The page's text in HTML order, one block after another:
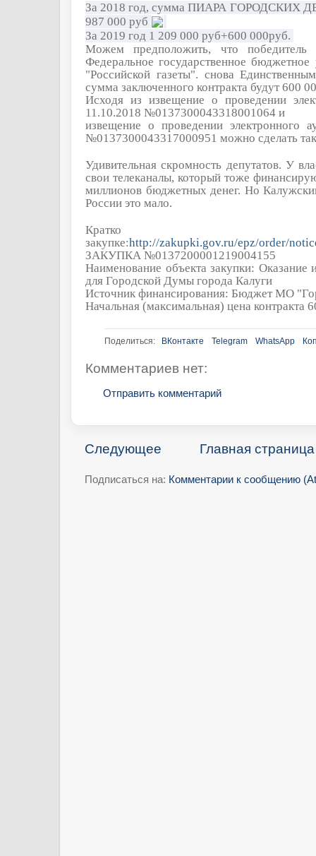
За 2018 год, сумма ПИАРА ГОРОДСКИХ
987 000 руб
За 2019 год 1 209 000 руб+600 000руб.
Можем предположить, что победитель
Федеральное государственное
"Российской газеты". снова
сумма заключенного контракта будут 600
Исходя из извещение о проведении
11.10.2018 №0137300043318001064 и
извещение о проведении электронного
№0137300043317000951 можно сделать
Удивительная скромность депутатов. У
свои телеканалы, который тоже
миллионов бюджетных денег. Но
России это мало.
закупке:http://zakupki.gov.ru/epz/order/
ЗАКУПКА №0137200001219004155
Наименование объекта закупки:
для Городской Думы города Калуги
Источник финансирования: Бюджет МО
Начальная (максимальная) цена контракта
Поделиться: ВКонтакте Telegram WhatsApp
Комментариев нет:
Отправить комментарий
Следующее Главная страница
Подписаться на: Комментарии к сообщению